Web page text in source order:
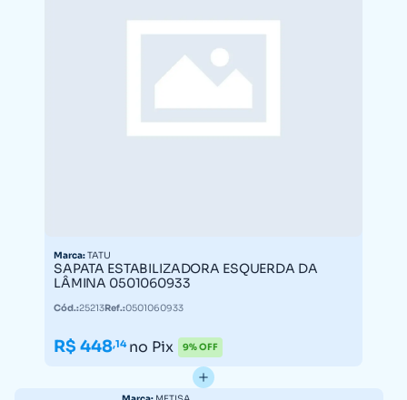
Marca:TATU
SAPATA ESTABILIZADORA ESQUERDA DA
LÂMINA 0501060933
Cód.:25213Ref.:0501060933
R$ 448,14 no Pix 9% OFF